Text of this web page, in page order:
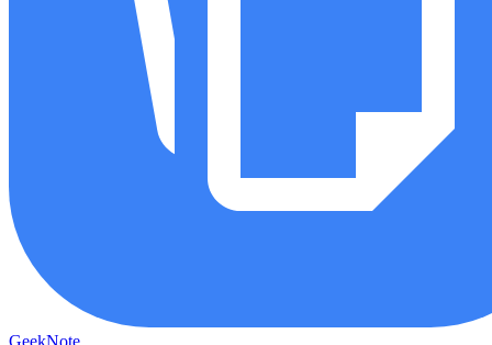
GeekNote